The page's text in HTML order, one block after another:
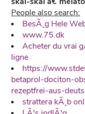
People also search:
BesÃ¸g Hele
www.75.dk
Acheter du vrai
ligne
https://
betaprol-dociton-
rezeptfrei-aus-
strattera kÃ¸b